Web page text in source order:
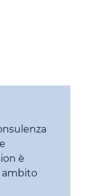
è
ambito